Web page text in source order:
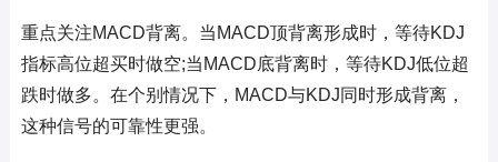
重点关注MACD背离。当MACD顶背离形成时，等待KDJ
指标高位超买时做空;当MACD底背离时，等待KDJ低位超
跌时做多。在个别情况下，MACD与KDJ同时形成背离，
这种信号的可靠性更强。